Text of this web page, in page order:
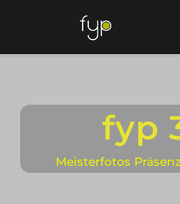
fyp
Meisterfotos